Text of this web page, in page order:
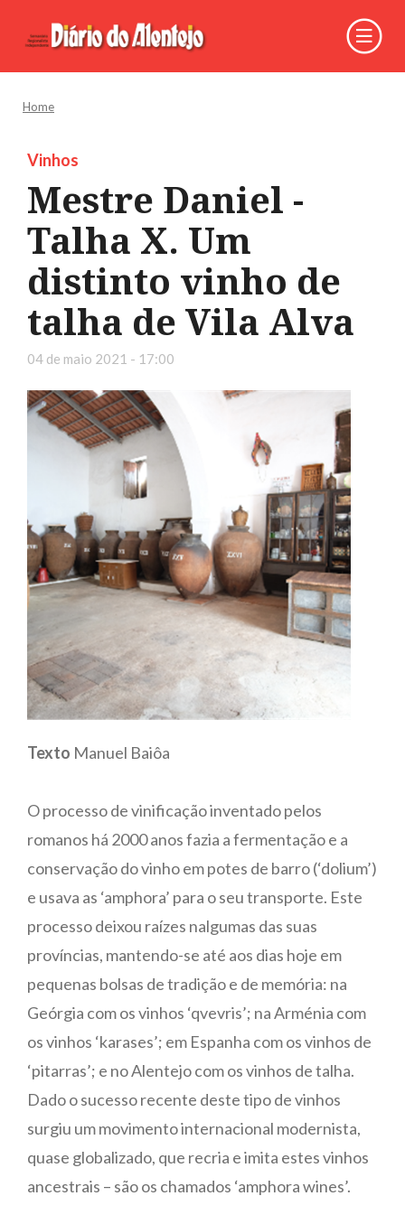
Home
Vinhos
Mestre Daniel -
Talha X. Um
distinto vinho de
talha de Vila Alva
04 de maio 2021 - 17:00
Texto Manuel Baiôa
O processo de vinificação inventado pelos
romanos há 2000 anos fazia a fermentação e a
conservação do vinho em potes de barro (‘dolium’)
e usava as ‘amphora’ para o seu transporte. Este
processo deixou raízes nalgumas das suas
províncias, mantendo-se até aos dias hoje em
pequenas bolsas de tradição e de memória: na
Geórgia com os vinhos ‘qvevris’; na Arménia com
os vinhos ‘karases’; em Espanha com os vinhos de
‘pitarras’; e no Alentejo com os vinhos de talha.
Dado o sucesso recente deste tipo de vinhos
surgiu um movimento internacional modernista,
quase globalizado, que recria e imita estes vinhos
ancestrais – são os chamados ‘amphora wines’.